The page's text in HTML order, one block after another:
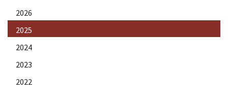
Meklēt īpašumu
Uzņēmums
2026
2025
2024
2023
2022